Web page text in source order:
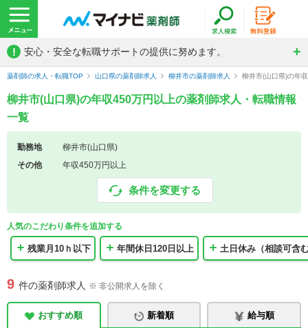
! 安心・安全な転職サポートの提供に努めます。
薬剤師の求人・転職TOP 山口県の薬剤師求人 柳井市の薬剤師求人 柳井市(山口県)の年
柳井市(山口県)の年収450万円以上の薬剤師求人・転職情報
一覧
勤務地
柳井市(山口県)
その他
年収450万円以上
条件を変更する
人気のこだわり条件を追加する
残業月10ｈ以下 年間休日120日以上 土日休み（相談可含
9 件の薬剤師求人 ※ 非公開求人を除く
おすすめ順 新着順 給与順